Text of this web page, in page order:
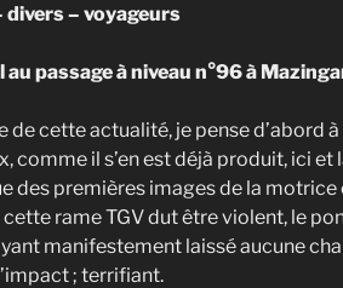
– voyageurs
passage à niveau n°96 à
cette actualité, je pense d’abord
comme il s’en est déjà produit, ici et
des premières images de la motrice
rame TGV dut être violent, le
manifestement laissé aucune
; terrifiant.